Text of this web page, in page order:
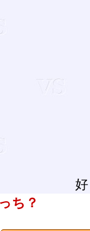
ち？